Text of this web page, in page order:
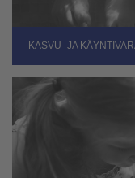
KASVU- JA